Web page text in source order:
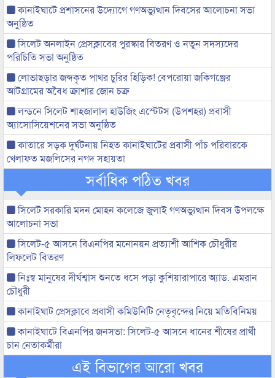
কানাইঘাটে প্রশাসনের উদ্যোগে গণঅভ্যুত্থান দিবসের আলোচনা সভা
অনুষ্ঠিত
সিলেট অনলাইন প্রেসক্লাবের পুরস্কার বিতরণ ও নতুন সদস্যদের
পরিচিতি সভা অনুষ্ঠিত
লোভাছড়ার জব্দকৃত পাথর চুরির হিড়িক! বেপরোয়া জকিগঞ্জের
আটগ্রামের অবৈধ ক্রাশার জোন চক্র
লন্ডনে সিলেট শাহজালাল হাউজিং এস্টেটস (উপশহর) প্রবাসী
অ্যাসোসিয়েশনের সভা অনুষ্ঠিত
কাতারে সড়ক দুর্ঘটনায় নিহত কানাইঘাটের প্রবাসী পাঁচ পরিবারকে
খেলাফত মজলিসের নগদ সহায়তা
সর্বাধিক পঠিত খবর
সিলেট সরকারি মদন মোহন কলেজে জুলাই গণঅভ্যুত্থান দিবস উপলক্ষে
আলোচনা সভা
সিলেট-৫ আসনে বিএনপির মনোনয়ন প্রত্যাশী আশিক চৌধুরীর
লিফলেট বিতরণ
নিঃস্ব মানুষের দীর্ঘশ্বাস শুনতে ধসে পড়া কুশিয়ারাপারে অ্যাড. এমরান
চৌধুরী
কানাইঘাট প্রেসক্লাবে প্রবাসী কমিউনিটি নেতৃবৃন্দের নিয়ে মতিবিনিময়
কানাইঘাটে বিএনপির জনসভা: সিলেট-৫ আসনে ধানের শীষের প্রার্থী
চান নেতাকর্মীরা
এই বিভাগের আরো খবর